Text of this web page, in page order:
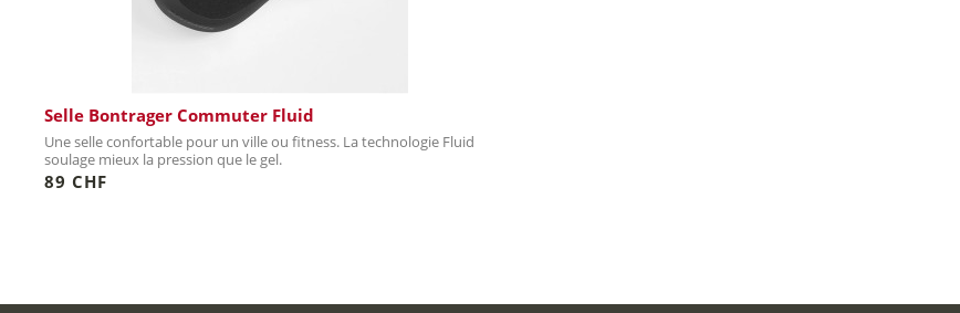
Selle Bontrager Commuter Fluid
Une selle confortable pour un ville ou fitness. La technologie Fluid
soulage mieux la pression que le gel.
89 CHF